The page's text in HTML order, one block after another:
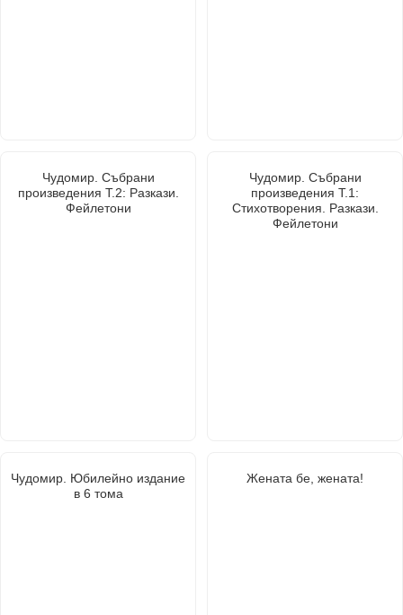
Чудомир. Събрани
произведения Т.2: Разкази.
Фейлетони
Чудомир. Събрани
произведения Т.1:
Стихотворения. Разкази.
Фейлетони
Чудомир. Юбилейно издание
в 6 тома
Жената бе, жената!